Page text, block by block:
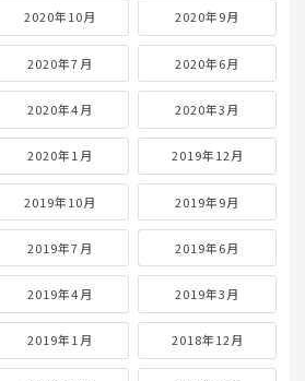
2020年10月 2020年9月
2020年7月 2020年6月
2020年4月 2020年3月
2020年1月 2019年12月
2019年10月 2019年9月
2019年7月 2019年6月
2019年4月 2019年3月
2019年1月 2018年12月